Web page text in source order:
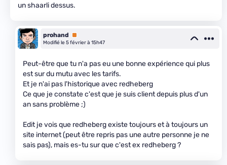
un shaarli dessus.
prohand
Premium
Modifié le 5 février à 15h47
Peut-être que tu n'a pas eu une bonne expérience qui plus
est sur du mutu avec les tarifs.
Et je n'ai pas l'historique avec redheberg
Ce que je constate c'est que je suis client depuis plus d'un
an sans problème ;)
Edit je vois que redheberg existe toujours et à toujours un
site internet (peut être repris pas une autre personne je ne
sais pas), mais es-tu sur que c'est ex redheberg ?